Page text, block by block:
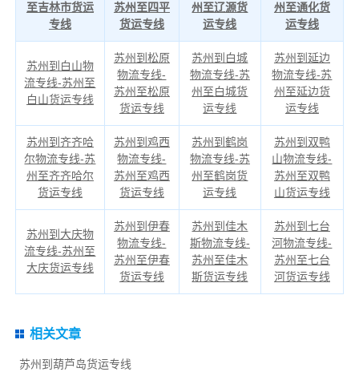
至吉林市货运
专线
苏州至四平
货运专线
州至辽源货
运专线
州至通化货
运专线
苏州到白山物
流专线-苏州至
白山货运专线
苏州到松原
物流专线-
苏州至松原
货运专线
苏州到白城
物流专线-苏
州至白城货
运专线
苏州到延边
物流专线-苏
州至延边货
运专线
苏州到齐齐哈
尔物流专线-苏
州至齐齐哈尔
货运专线
苏州到鸡西
物流专线-
苏州至鸡西
货运专线
苏州到鹤岗
物流专线-苏
州至鹤岗货
运专线
苏州到双鸭
山物流专线-
苏州至双鸭
山货运专线
苏州到大庆物
流专线-苏州至
大庆货运专线
苏州到伊春
物流专线-
苏州至伊春
货运专线
苏州到佳木
斯物流专线-
苏州至佳木
斯货运专线
苏州到七台
河物流专线-
苏州至七台
河货运专线
相关文章
苏州到葫芦岛货运专线